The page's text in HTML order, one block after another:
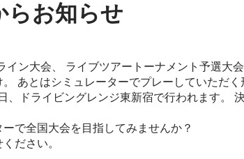
らお知らせ
ン大会、 ライブツアートーナメント予選大会
あとはシミュレーターでプレーしていただく
ドライビングレンジ東新宿で行われます。
で全国大会を目指してみませんか？
ださい。